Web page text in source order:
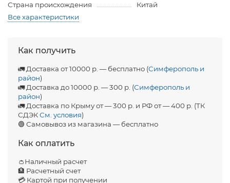
Страна происхождения
Китай
Все характеристики
Как получить
🚛 Доставка от 10000 р. — бесплатно (Симферополь и
район)
🚛 Доставка до 10000 р. — 300 р. (Симферополь и
район)
🚛 Доставка по Крыму от — 300 р. и РФ от — 400 р. (ТК
СДЭКСм. условия)
🟢 Самовывоз из магазина — бесплатно
Как оплатить
👛Наличный расчет
🏦 Расчетный счет
💳 Картой при получении